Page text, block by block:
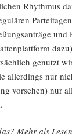
Rhyth­mus
und
genutzt
aller­dings nur
vor­se­hen) nur
Mehr als